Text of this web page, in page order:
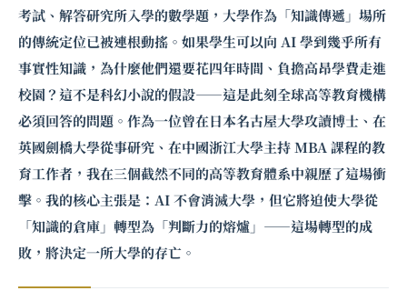
考試、解答研究所入學的數學題，大學作為「知識傳遞」場所
的傳統定位已被連根動搖。如果學生可以向 AI 學到幾乎所有
事實性知識，為什麼他們還要花四年時間、負擔高昂學費走進
校園？這不是科幻小說的假設——這是此刻全球高等教育機構
必須回答的問題。作為一位曾在日本名古屋大學攻讀博士、在
英國劍橋大學從事研究、在中國浙江大學主持 MBA 課程的教
育工作者，我在三個截然不同的高等教育體系中親歷了這場衝
擊。我的核心主張是：AI 不會消滅大學，但它將迫使大學從
「知識的倉庫」轉型為「判斷力的熔爐」——這場轉型的成
敗，將決定一所大學的存亡。